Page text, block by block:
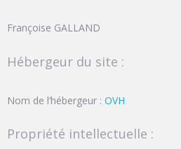
Françoise GALLAND
Hébergeur du site :
Nom de l’hébergeur : OVH
Propriété intellectuelle :